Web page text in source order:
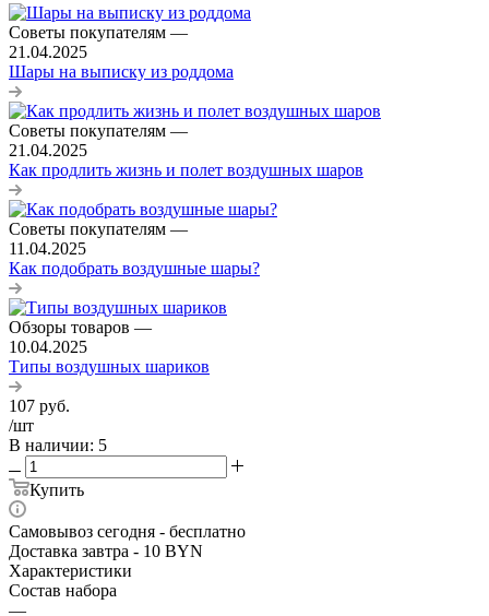
Советы покупателям —
21.04.2025
Шары на выписку из роддома
Советы покупателям —
21.04.2025
Как продлить жизнь и полет воздушных шаров
Советы покупателям —
11.04.2025
Как подобрать воздушные шары?
Обзоры товаров —
10.04.2025
Типы воздушных шариков
107 руб.
/шт
В наличии: 5
Купить
Самовывоз сегодня - бесплатно
Доставка завтра - 10 BYN
Характеристики
Состав набора
—